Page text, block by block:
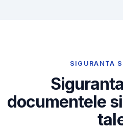
SIGURANTA
documentele